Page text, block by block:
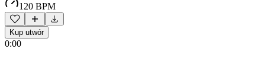
120 BPM
Kup utwór
0:00